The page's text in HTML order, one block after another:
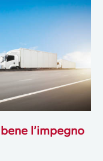
l’impegno